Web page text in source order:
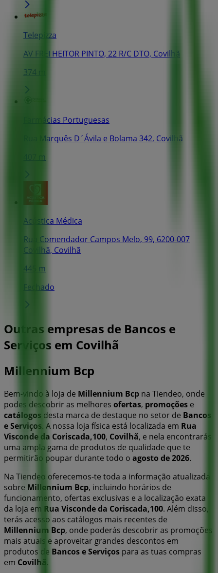
Telepizza
AV FREI HEITOR PINTO, 22 R/C DTO, Covilhã
374 m
Farmácias Portuguesas
Rua Marquês D´Ávila e Bolama 342, Covilhã
407 m
Acústica Médica
Rua Comendador Campos Melo, 99, 6200-007
Covilhã, Covilhã
445 m
Fechado
Outras empresas de Bancos e
Serviços em Covilhã
Millennium Bcp
Bem-vindo à loja de Millennium Bcp na Tiendeo, onde
podes descobrir as melhores ofertas, promoções e
catálogos desta marca de destaque no setor de Bancos
e Serviços. A nossa loja física está localizada em Rua
Visconde da Coriscada,100, Covilhã, e nela encontrarás
uma ampla gama de produtos de qualidade que te
permitirão poupar durante todo o agosto de 2026.
Na Tiendeo oferecemos-te toda a informação atualizada
sobre Millennium Bcp, incluindo horários de
funcionamento, ofertas exclusivas e a localização exata
da loja em Rua Visconde da Coriscada,100. Além disso,
terás acesso aos catálogos mais recentes de
Millennium Bcp, onde poderás descobrir as promoções
mais atuais e aproveitar grandes descontos em
produtos de Bancos e Serviços para as tuas compras
em Covilhã .